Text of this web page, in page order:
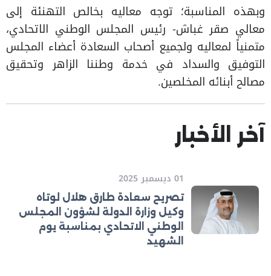
وبهذه المناسبة؛ توجه معاليه بخالص التهنئة إلى
معالي صقر غباش- رئيس المجلس الوطني الاتحادي،
متمنياً لمعاليه ولجميع أصحاب السعادة أعضاء المجلس
التوفيق والسداد في خدمة وطننا الزاهر وتحقيق
مصالح أبنائه المخلصين.
آخر الأخبار
01 ديسمبر 2025
تصريح سعادة طارق هلال لوتاه
وكيل وزارة الدولة لشؤون المجلس
الوطني الاتحادي بمناسبة يوم
الشهيد